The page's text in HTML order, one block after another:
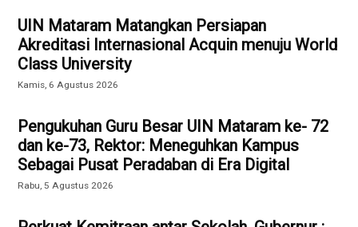
UIN Mataram Matangkan Persiapan
Akreditasi Internasional Acquin menuju World
Class University
Kamis, 6 Agustus 2026
Pengukuhan Guru Besar UIN Mataram ke- 72
dan ke-73, Rektor: Meneguhkan Kampus
Sebagai Pusat Peradaban di Era Digital
Rabu, 5 Agustus 2026